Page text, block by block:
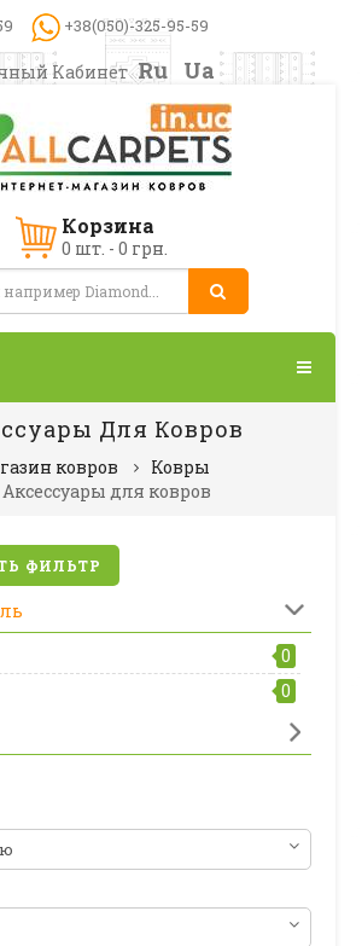
+38(050)-325-95-59
Кабинет Ru Ua
Корзина
0 шт. - 0 грн.
Для Ковров
ковров
Ковры
Аксессуары для ковров
ФИЛЬТР
0
0